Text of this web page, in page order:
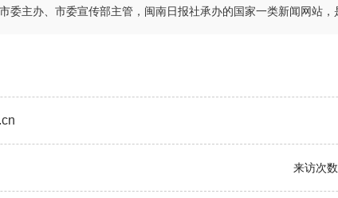
委主办、市委宣传部主管，闽南日报社承办的国家一类新闻网站，
来访次数